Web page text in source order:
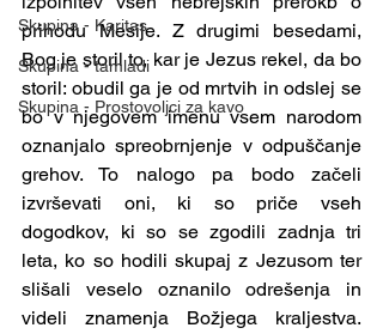
Skupina - Karitas
Skupina - tamladi
Skupina - Prostovoljci za kavo
prihodu Mesije. Z drugimi besedami,
Bog je storil to, kar je Jezus rekel, da bo
storil: obudil ga je od mrtvih in odslej se
bo v njegovem imenu vsem narodom
oznanjalo spreobrnjenje v odpuščanje
grehov. To nalogo pa bodo začeli
izvrševati oni, ki so priče vseh
dogodkov, ki so se zgodili zadnja tri
leta, ko so hodili skupaj z Jezusom ter
slišali veselo oznanilo odrešenja in
videli znamenja Božjega kraljestva.